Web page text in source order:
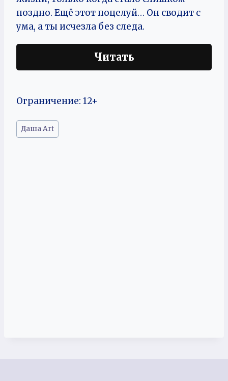
поздно. Ещё этот поцелуй… Он сводит с
ума, а ты исчезла без следа.
Читать
Ограничение: 12+
Метки
записи:
Даша Art